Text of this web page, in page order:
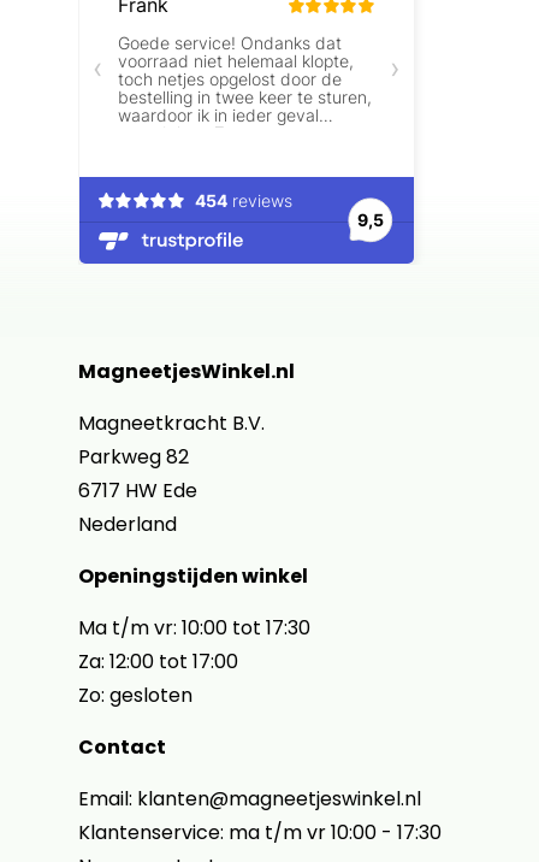
MagneetjesWinkel.nl
Magneetkracht B.V.
Parkweg 82
6717 HW Ede
Nederland
Openingstijden winkel
Ma t/m vr: 10:00 tot 17:30
Za: 12:00 tot 17:00
Zo: gesloten
Contact
Email: klanten@magneetjeswinkel.nl
Klantenservice: ma t/m vr 10:00 - 17:30